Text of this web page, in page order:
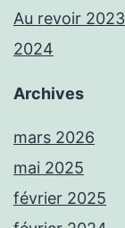
Au revoir
2024
Archives
mars 2026
mai 2025
février 2025